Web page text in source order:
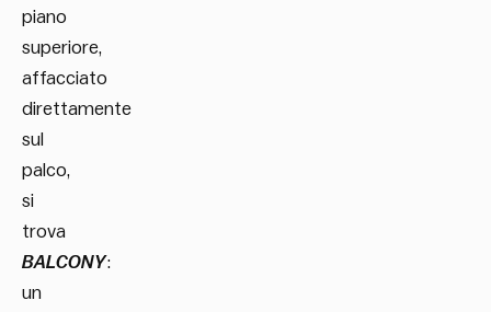
piano
superiore,
affacciato
direttamente
sul
palco,
si
trova
BALCONY:
un